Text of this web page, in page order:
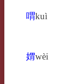
喟kuì
媦wèi